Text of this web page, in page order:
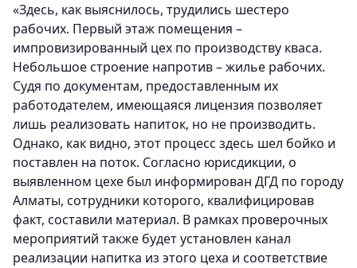
«Здесь, как выяснилось, трудились шестеро
рабочих. Первый этаж помещения –
импровизированный цех по производству кваса.
Небольшое строение напротив – жилье рабочих.
Судя по документам, предоставленным их
работодателем, имеющаяся лицензия позволяет
лишь реализовать напиток, но не производить.
Однако, как видно, этот процесс здесь шел бойко и
поставлен на поток. Согласно юрисдикции, о
выявленном цехе был информирован ДГД по городу
Алматы, сотрудники которого, квалифицировав
факт, составили материал. В рамках проверочных
мероприятий также будет установлен канал
реализации напитка из этого цеха и соответствие